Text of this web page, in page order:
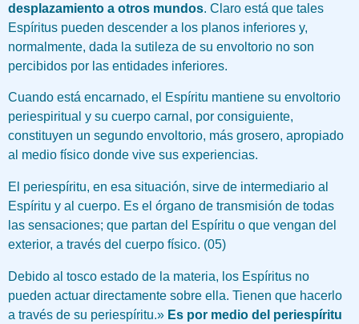
desplazamiento a otros mundos. Claro está que tales
Espíritus pueden descender a los planos inferiores y,
normalmente, dada la sutileza de su envoltorio no son
percibidos por las entidades inferiores.
Cuando está encarnado, el Espíritu mantiene su envoltorio
periespiritual y su cuerpo carnal, por consiguiente,
constituyen un segundo envoltorio, más grosero, apropiado
al medio físico donde vive sus experiencias.
El periespíritu, en esa situación, sirve de intermediario al
Espíritu y al cuerpo. Es el órgano de transmisión de todas
las sensaciones; que partan del Espíritu o que vengan del
exterior, a través del cuerpo físico. (05)
Debido al tosco estado de la materia, los Espíritus no
pueden actuar directamente sobre ella. Tienen que hacerlo
a través de su periespíritu.» Es por medio del periespíritu